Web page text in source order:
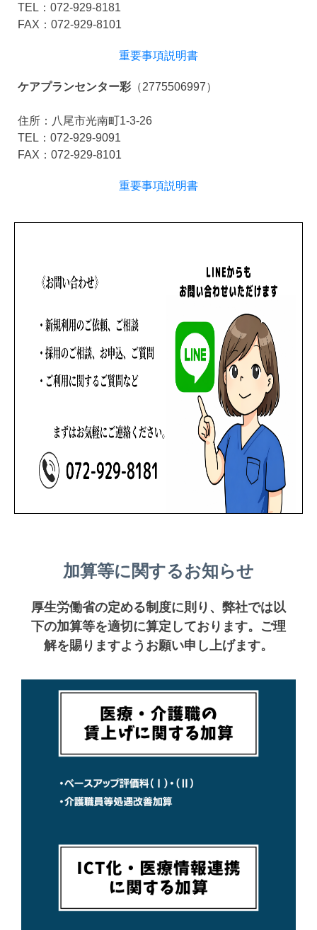
TEL：072-929-8181
FAX：072-929-8101
重要事項説明書
ケアプランセンター彩（2775506997）
住所：八尾市光南町1-3-26
TEL：072-929-9091
FAX：072-929-8101
​​​​​​​​​​​​​重要事項説明書
加算等に関するお知らせ
厚生労働省の定める制度に則り、弊社では以
下の加算等を適切に算定しております。ご理
解を賜りますようお願い申し上げます。